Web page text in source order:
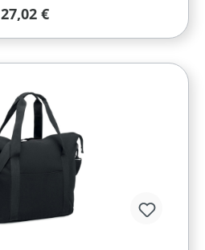
Regulärer Preis:
27,02 €